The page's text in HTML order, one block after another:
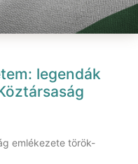
legendák
emlékezete török-